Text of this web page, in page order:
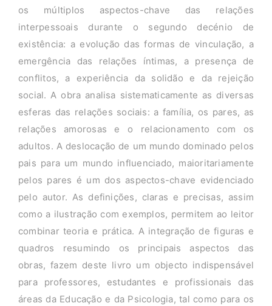
os múltiplos aspectos-chave das relações
interpessoais durante o segundo decénio de
existência: a evolução das formas de vinculação, a
emergência das relações íntimas, a presença de
conflitos, a experiência da solidão e da rejeição
social. A obra analisa sistematicamente as diversas
esferas das relações sociais: a família, os pares, as
relações amorosas e o relacionamento com os
adultos. A deslocação de um mundo dominado pelos
pais para um mundo influenciado, maioritariamente
pelos pares é um dos aspectos-chave evidenciado
pelo autor. As definições, claras e precisas, assim
como a ilustração com exemplos, permitem ao leitor
combinar teoria e prática. A integração de figuras e
quadros resumindo os principais aspectos das
obras, fazem deste livro um objecto indispensável
para professores, estudantes e profissionais das
áreas da Educação e da Psicologia, tal como para os